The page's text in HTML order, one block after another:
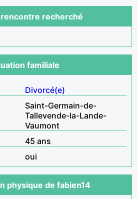
recherché
familiale
Divorcé(e)
Saint-Germain-de-
Tallevende-la-Lande-
Vaumont
45 ans
oui
physique de fabien14